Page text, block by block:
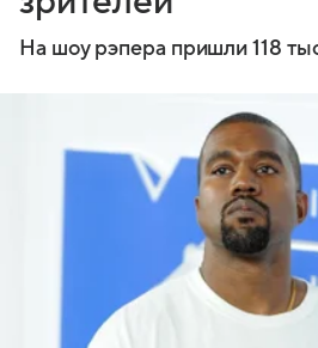
На шоу рэпера пришли 118